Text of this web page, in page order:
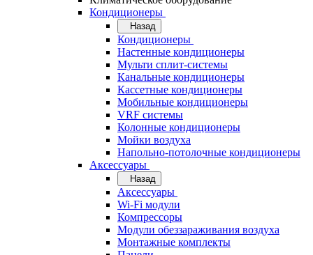
Кондиционеры
Назад
Кондиционеры
Настенные кондиционеры
Мульти сплит-системы
Канальные кондиционеры
Кассетные кондиционеры
Мобильные кондиционеры
VRF системы
Колонные кондиционеры
Мойки воздуха
Напольно-потолочные кондиционеры
Аксессуары
Назад
Аксессуары
Wi-Fi модули
Компрессоры
Модули обеззараживания воздуха
Монтажные комплекты